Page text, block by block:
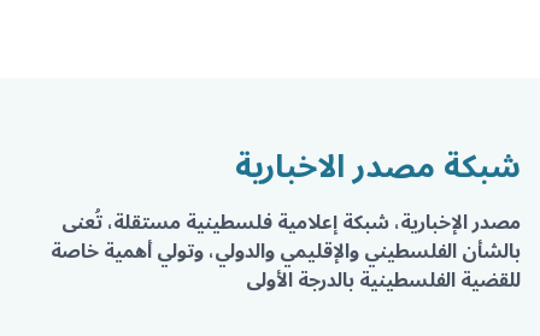
شبكة مصدر الاخبارية
مصدر الإخبارية، شبكة إعلامية فلسطينية مستقلة، تُعنى
بالشأن الفلسطيني والإقليمي والدولي، وتولي أهمية خاصة
للقضية الفلسطينية بالدرجة الأولى